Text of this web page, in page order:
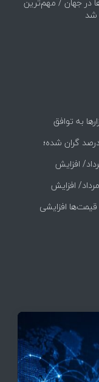
شد
به توافق
همتی درباره دلار/ دلار ۱۶ درصد گران شده؛
و سکه امروز شنبه 17مرداد/ افزایش
قیمت طلای 18عیار امروز شنبه 17مرداد/ افزایش